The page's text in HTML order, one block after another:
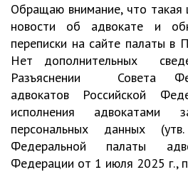
Обращаю внимание, что такая
новости об адвокате и
переписки на сайте палаты в
Нет дополнительных
Разъяснении Совета
адвокатов Российской
исполнения адвокатами
персональных данных
Федеральной палаты
Федерации от 1 июля 2025 г.,